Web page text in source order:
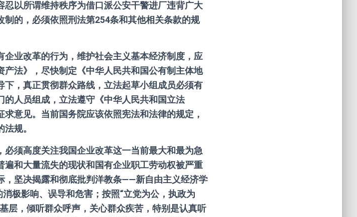
以所谓维持秩序为借口派公安干警进厂违背广大
的，必须依照刑法第254条和其他相关条款的规
业改革的行为，维护社会主义基本经济制度，应
法》，尽快制定《中华人民共和国公有制主体地
，真正贯彻群众路线，立法起草小组成员必须有
人员组成，立法遵守《中华人民共和国立法
意见。当前国务院应该依照宪法和法律的规定，
规。
须高度关注我国企业改革这一当前最大和最为急
和大量流失的现状和国有企业职工劳动权被严重
，坚决揭露和彻底批判洋教条——新自由主义经济学
极影响、误导和危害；按照“立党为公，执政为
层，倾听群众呼声，关心群众疾苦，特别是认真听